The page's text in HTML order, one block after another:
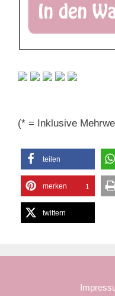
(* = Inklusive
teilen
merken 1
twittern